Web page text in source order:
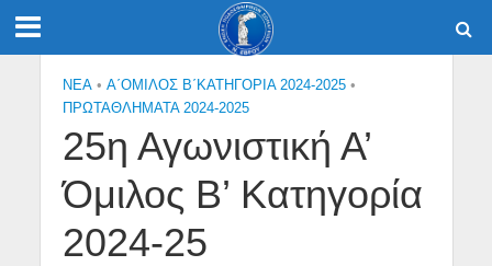
NEA • Α΄ΟΜΙΛΟΣ Β΄ΚΑΤΗΓΟΡΙΑ 2024-2025 •
ΠΡΩΤΑΘΛΗΜΑΤΑ 2024-2025
25η Αγωνιστική Α’
Όμιλος Β’ Κατηγορία
2024-25